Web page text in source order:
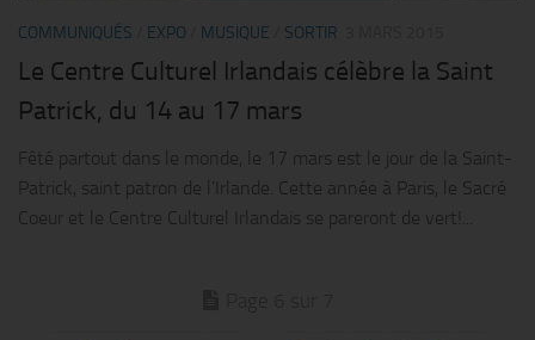
COMMUNIQUÉS EXPO MUSIQUE SORTIR
Le Centre Culturel Irlandais célèbre la Saint
Patrick, du 14 au 17 mars
Fêté partout dans le monde, le 17 mars est le jour de la Saint-
Patrick, saint patron de l’Irlande. Cette année à Paris, le Sacré
Coeur et le Centre Culturel Irlandais se pareront de vert!...